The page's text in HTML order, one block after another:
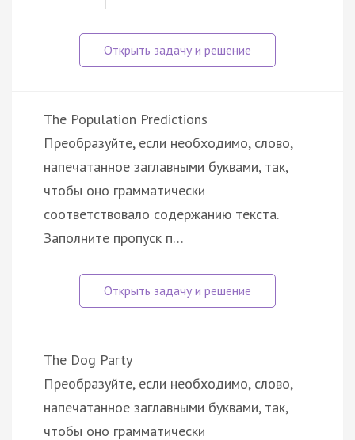
The Population Predictions
Преобразуйте, если необходимо, слово,
напечатанное заглавными буквами, так,
чтобы оно грамматически
соответствовало содержанию текста.
Заполните пропуск п…
The Dog Party
Преобразуйте, если необходимо, слово,
напечатанное заглавными буквами, так,
чтобы оно грамматически